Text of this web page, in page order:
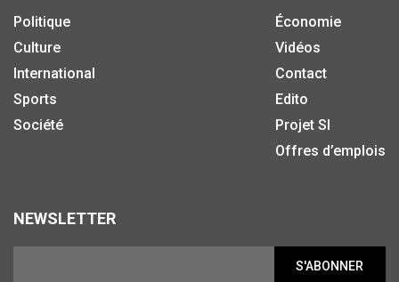
Politique
Culture
International
Sports
Société
Économie
Vidéos
Contact
Edito
Projet SI
Offres d’emplois
NEWSLETTER
S'ABONNER